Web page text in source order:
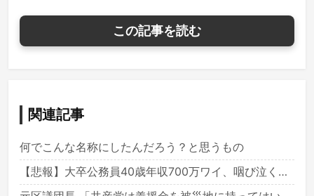
この記事を読む
関連記事
何でこんな名称にしたんだろう？と思うもの
【悲報】大卒公務員40歳年収700万ワイ、咽び泣く…